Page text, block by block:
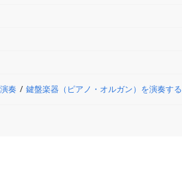
奏 鍵盤楽器（ピアノ・オルガン）を演奏する